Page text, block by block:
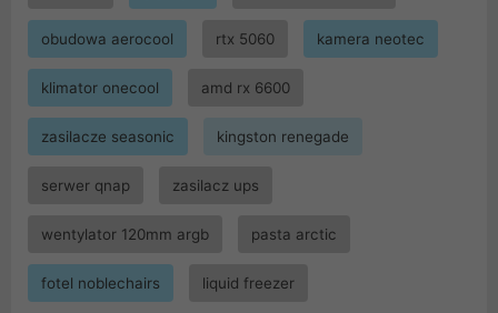
obudowa aerocool rtx 5060 kamera neotec
klimator onecool amd rx 6600
zasilacze seasonic kingston renegade
serwer qnap zasilacz ups
wentylator 120mm argb pasta arctic
fotel noblechairs liquid freezer